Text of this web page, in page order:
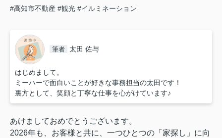
#高知市不動産 #観光 #イルミネーション
筆者 太田 佐与
はじめまして。
ミーハーで面白いことが好きな事務担当の太田です！
裏方として、笑顔と丁寧な仕事を心がけています♪
あけましておめでとうございます。
2026年も、お客様と共に、一つひとつの「家探し」に向